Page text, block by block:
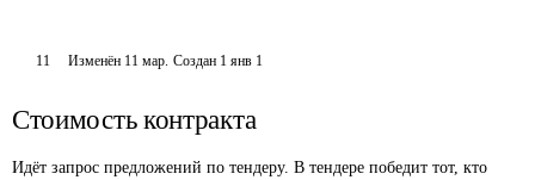
11 Изменён 11 мар. Создан 1 янв 1
Стоимость контракта
Идёт запрос предложений по тендеру. В тендере победит тот, кто